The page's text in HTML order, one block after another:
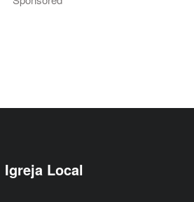
Igreja Local